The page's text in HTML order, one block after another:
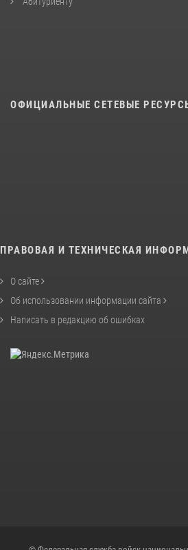
ОФИЦИАЛЬНЫЕ СЕТЕВЫЕ
ПРАВОВАЯ И ТЕХНИЧЕСКАЯ
О сайте
Об использовании информации сайта
Написать в редакцию об ошибках